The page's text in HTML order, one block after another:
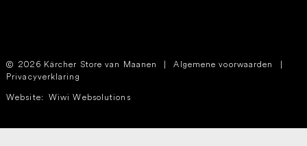
2026 Kärcher Store van Maanen | Algemene voorwaarden
|
Privacyverklaring
Website: Wiwi Websolutions